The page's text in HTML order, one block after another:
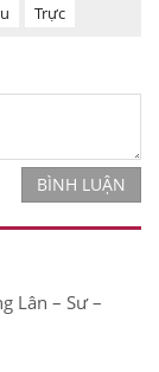
Trực
BÌNH LUẬN
Lân – Sư –